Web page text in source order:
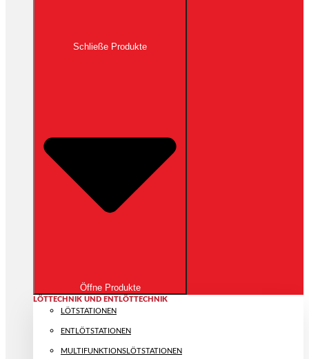
Schließe Produkte
Öffne Produkte
LÖTTECHNIK UND ENTLÖTTECHNIK
LÖTSTATIONEN
ENTLÖTSTATIONEN
MULTIFUNKTIONS­LÖTSTATIONEN